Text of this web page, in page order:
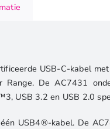
USB-C-kabel
Range. De AC7431
USB 3.2 en USB 2.0
USB4®-kabel. De